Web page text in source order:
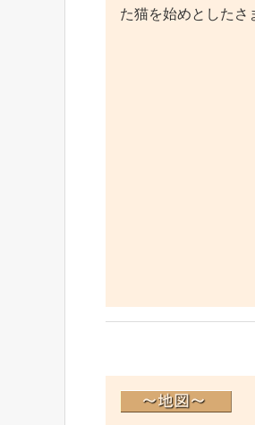
た猫を始めとしたさ